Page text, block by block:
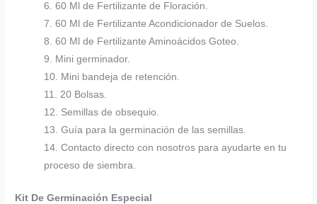
6. 60 Ml de Fertilizante de Floración.
7. 60 Ml de Fertilizante Acondicionador de Suelos.
8. 60 Ml de Fertilizante Aminoácidos Goteo.
9. Mini germinador.
10. Mini bandeja de retención.
11. 20 Bolsas.
12. Semillas de obsequio.
13. Guía para la germinación de las semillas.
14. Contacto directo con nosotros para ayudarte en tu
proceso de siembra.
Kit De Germinación Especial